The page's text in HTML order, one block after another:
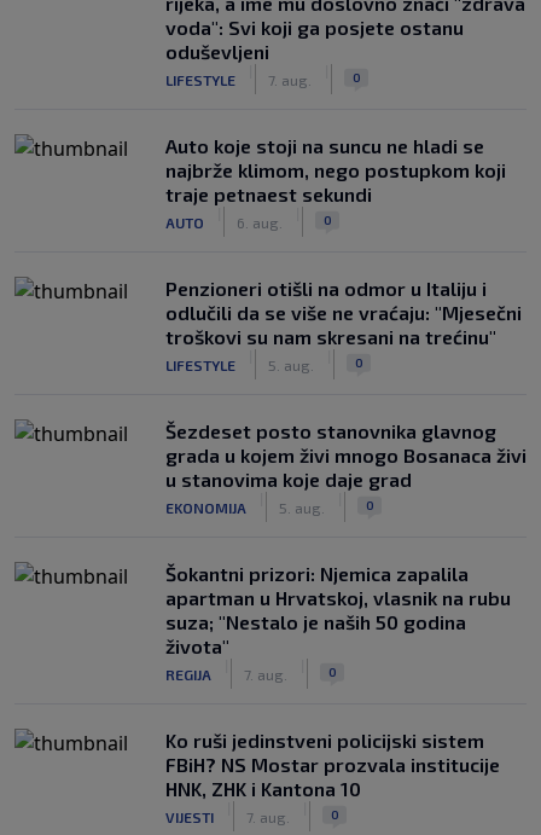
voda": Svi koji ga posjete ostanu
oduševljeni
LIFESTYLE 7. aug. 0
Auto koje stoji na suncu ne hladi se
najbrže klimom, nego postupkom koji
traje petnaest sekundi
AUTO 6. aug. 0
Penzioneri otišli na odmor u Italiju i
odlučili da se više ne vraćaju: "Mjesečni
troškovi su nam skresani na trećinu"
LIFESTYLE 5. aug. 0
Šezdeset posto stanovnika glavnog
grada u kojem živi mnogo Bosanaca živi
u stanovima koje daje grad
EKONOMIJA 5. aug. 0
Šokantni prizori: Njemica zapalila
apartman u Hrvatskoj, vlasnik na rubu
suza; "Nestalo je naših 50 godina
života"
REGIJA 7. aug. 0
Ko ruši jedinstveni policijski sistem
FBiH? NS Mostar prozvala institucije
HNK, ZHK i Kantona 10
VIJESTI 7. aug. 0